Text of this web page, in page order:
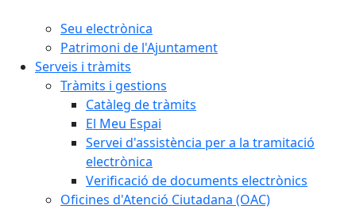
Seu electrònica
Patrimoni de l'Ajuntament
Serveis i tràmits
Tràmits i gestions
Catàleg de tràmits
El Meu Espai
Servei d'assistència per a la tramitació
electrònica
Verificació de documents electrònics
Oficines d'Atenció Ciutadana (OAC)